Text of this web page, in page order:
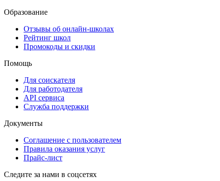
Образование
Отзывы об онлайн-школах
Рейтинг школ
Промокоды и скидки
Помощь
Для соискателя
Для работодателя
API сервиса
Служба поддержки
Документы
Соглашение с пользователем
Правила оказания услуг
Прайс-лист
Следите за нами в соцсетях